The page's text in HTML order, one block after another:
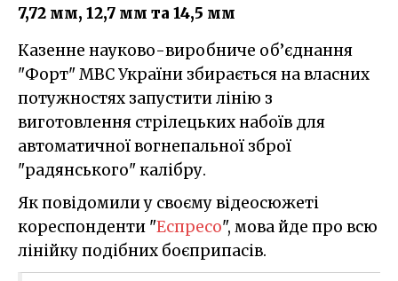
7,72 мм, 12,7 мм та 14,5 мм
Казенне науково-виробниче об’єднання
"Форт" МВС України збирається на власних
потужностях запустити лінію з
виготовлення стрілецьких набоїв для
автоматичної вогнепальної зброї
"радянського" калібру.
Як повідомили у своєму відеосюжеті
кореспонденти "Еспресо", мова йде про всю
лінійку подібних боєприпасів.